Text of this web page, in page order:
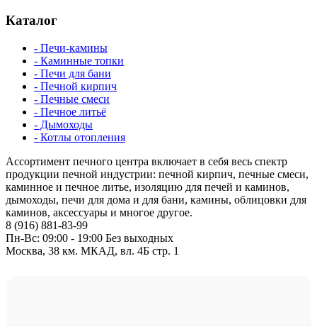
Каталог
- Печи-камины
- Каминные топки
- Печи для бани
- Печной кирпич
- Печные смеси
- Печное литьё
- Дымоходы
- Котлы отопления
Ассортимент печного центра включает в себя весь спектр
продукции печной индустрии: печной кирпич, печные смеси,
каминное и печное литье, изоляцию для печей и каминов,
дымоходы, печи для дома и для бани, камины, облицовки для
каминов, аксессуары и многое другое.
8 (916) 881-83-99
Пн-Вс: 09:00 - 19:00 Без выходных
Москва, 38 км. МКАД, вл. 4Б стр. 1